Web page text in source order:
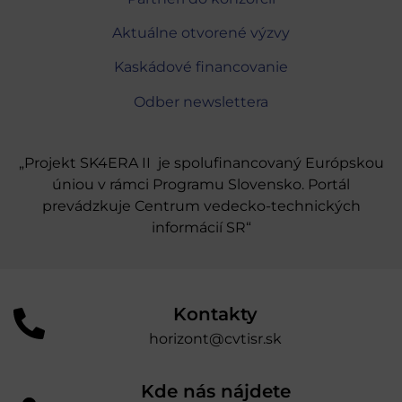
Aktuálne otvorené výzvy
Kaskádové financovanie
Odber newslettera
„Projekt SK4ERA II je spolufinancovaný Európskou
úniou v rámci Programu Slovensko. Portál
prevádzkuje Centrum vedecko-technických
informácií SR“
Kontakty
horizont@cvtisr.sk
Kde nás nájdete